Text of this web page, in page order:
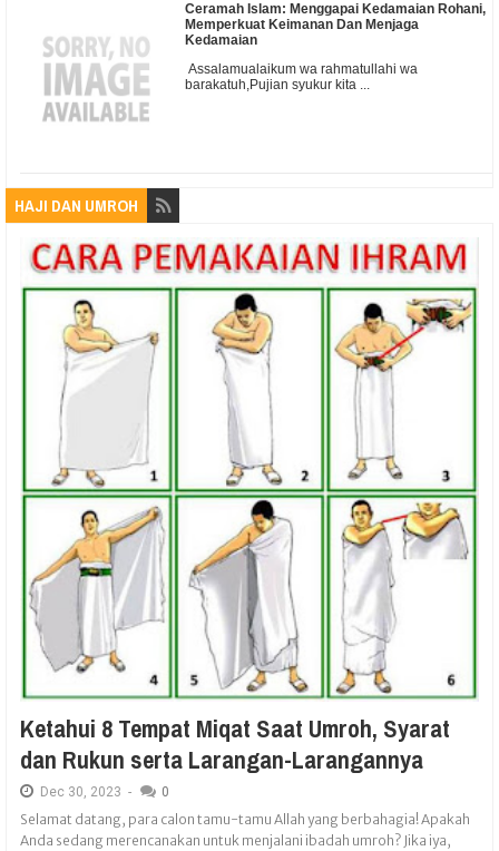
Ceramah Islam: Menggapai Kedamaian Rohani,
Memperkuat Keimanan Dan Menjaga
Kedamaian
Assalamualaikum wa rahmatullahi wa
barakatuh,Pujian syukur kita ...
HAJI DAN UMROH
Ketahui 8 Tempat Miqat Saat Umroh, Syarat
dan Rukun serta Larangan-Larangannya
Dec 30, 2023 - 0
Selamat datang, para calon tamu-tamu Allah yang berbahagia! Apakah
Anda sedang merencanakan untuk menjalani ibadah umroh? Jika iya,